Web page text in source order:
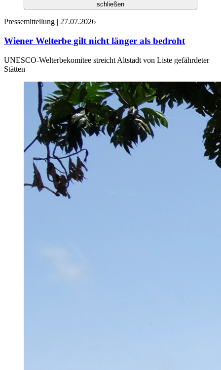
schließen
Pressemitteilung | 27.07.2026
Wiener Welterbe gilt nicht länger als bedroht
UNESCO-Welterbekomitee streicht Altstadt von Liste gefährdeter
Stätten